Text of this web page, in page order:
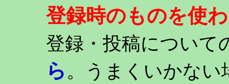
登録時のものを使
登録・投稿について
ら。うまくいかない